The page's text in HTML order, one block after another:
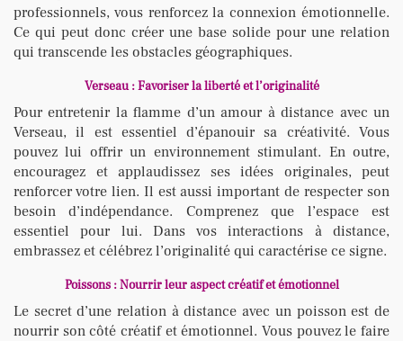
professionnels, vous renforcez la connexion émotionnelle.
Ce qui peut donc créer une base solide pour une relation
qui transcende les obstacles géographiques.
Verseau : Favoriser la liberté et l’originalité
Pour entretenir la flamme d’un amour à distance avec un
Verseau, il est essentiel d’épanouir sa créativité. Vous
pouvez lui offrir un environnement stimulant. En outre,
encouragez et applaudissez ses idées originales, peut
renforcer votre lien. Il est aussi important de respecter son
besoin d’indépendance. Comprenez que l’espace est
essentiel pour lui. Dans vos interactions à distance,
embrassez et célébrez l’originalité qui caractérise ce signe.
Poissons : Nourrir leur aspect créatif et émotionnel
Le secret d’une relation à distance avec un poisson est de
nourrir son côté créatif et émotionnel. Vous pouvez le faire